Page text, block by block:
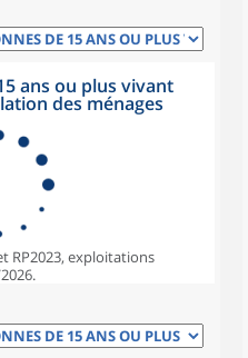
ans ou plus vivant
des ménages
RP2023, exploitations